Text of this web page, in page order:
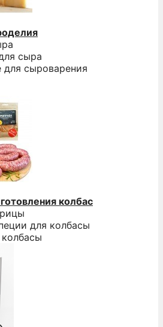
сыра
для сыроварения
колбас
для колбасы